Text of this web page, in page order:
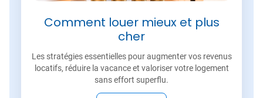
Comment louer mieux et plus
cher
Les stratégies essentielles pour augmenter vos revenus
locatifs, réduire la vacance et valoriser votre logement
sans effort superflu.